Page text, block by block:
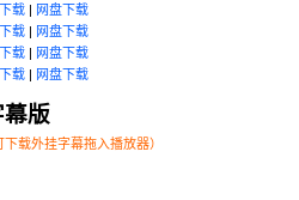
载 | 网盘下载
载 | 网盘下载
载 | 网盘下载
载 | 网盘下载
版
载外挂字幕拖入播放器）